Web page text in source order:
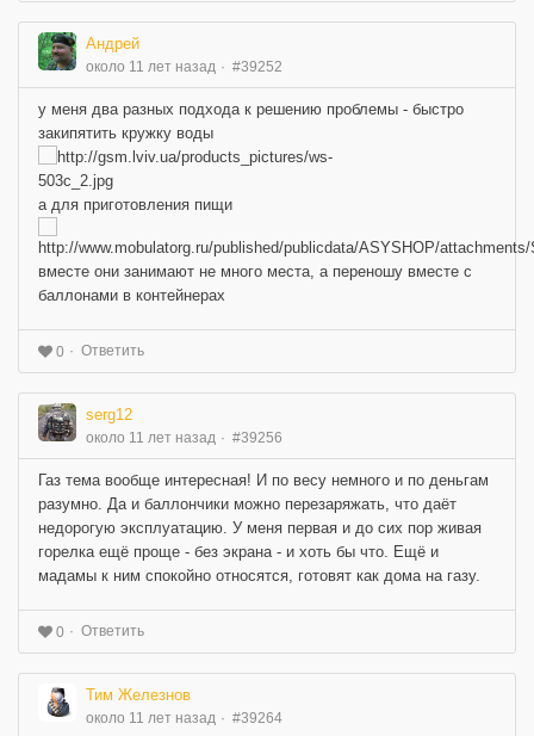
Андрей
около 11 лет назад #39252
у меня два разных подхода к решению проблемы - быстро
закипятить кружку воды
а для приготовления пищи
вместе они занимают не много места, а переношу вместе с
баллонами в контейнерах
0 Ответить
serg12
около 11 лет назад #39256
Газ тема вообще интересная! И по весу немного и по деньгам
разумно. Да и баллончики можно перезаряжать, что даёт
недорогую эксплуатацию. У меня первая и до сих пор живая
горелка ещё проще - без экрана - и хоть бы что. Ещё и
мадамы к ним спокойно относятся, готовят как дома на газу.
0 Ответить
Тим Железнов
около 11 лет назад #39264